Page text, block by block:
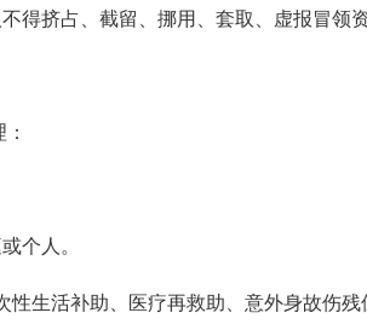
挤占、截留、挪用、套取、虚报冒领资
个人。
性生活补助、医疗再救助、意外身故伤